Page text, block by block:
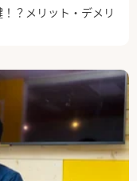
？メリット・デメリ